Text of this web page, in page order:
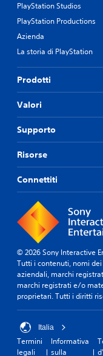
PlayStation Studios
PlayStation Productions
Azienda
La storia di PlayStation
Prodotti
Valori
Supporto
Risorse
Connettiti
© 2026 Sony Interactive
Tutti i contenuti, nomi
aziendali, marchi
marchi registrati e/o
proprietari. Tutti i diritti
Italia
Termini
legali
Informativa
sulla